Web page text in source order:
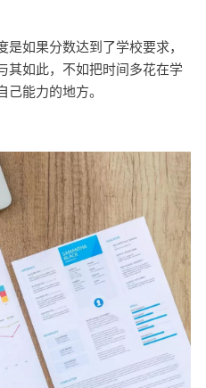
如果分数达到了学校要求，
其如此，不如把时间多花在学
能力的地方。